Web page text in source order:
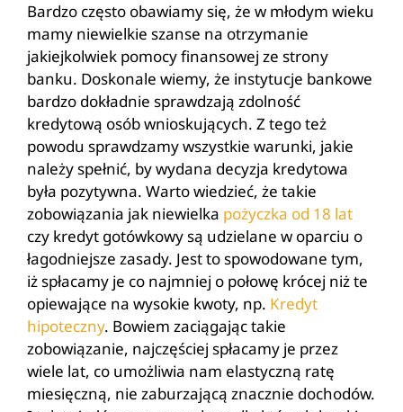
Bardzo często obawiamy się, że w młodym wieku
mamy niewielkie szanse na otrzymanie
jakiejkolwiek pomocy finansowej ze strony
banku. Doskonale wiemy, że instytucje bankowe
bardzo dokładnie sprawdzają zdolność
kredytową osób wnioskujących. Z tego też
powodu sprawdzamy wszystkie warunki, jakie
należy spełnić, by wydana decyzja kredytowa
była pozytywna. Warto wiedzieć, że takie
zobowiązania jak niewielka pożyczka od 18 lat
czy kredyt gotówkowy są udzielane w oparciu o
łagodniejsze zasady. Jest to spowodowane tym,
iż spłacamy je co najmniej o połowę krócej niż te
opiewające na wysokie kwoty, np. Kredyt
hipoteczny. Bowiem zaciągając takie
zobowiązanie, najczęściej spłacamy je przez
wiele lat, co umożliwia nam elastyczną ratę
miesięczną, nie zaburzającą znacznie dochodów.